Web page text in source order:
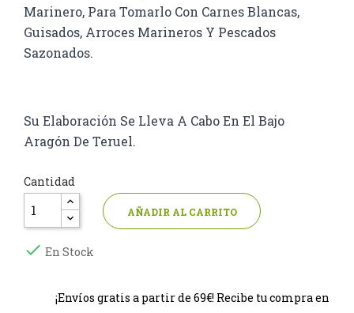
Marinero, Para Tomarlo Con Carnes Blancas,
Guisados, Arroces Marineros Y Pescados
Sazonados.
Su Elaboración Se Lleva A Cabo En El Bajo
Aragón De Teruel.
Cantidad
AÑADIR AL CARRITO
 En Stock
¡Envíos gratis a partir de 69€! Recibe tu compra en